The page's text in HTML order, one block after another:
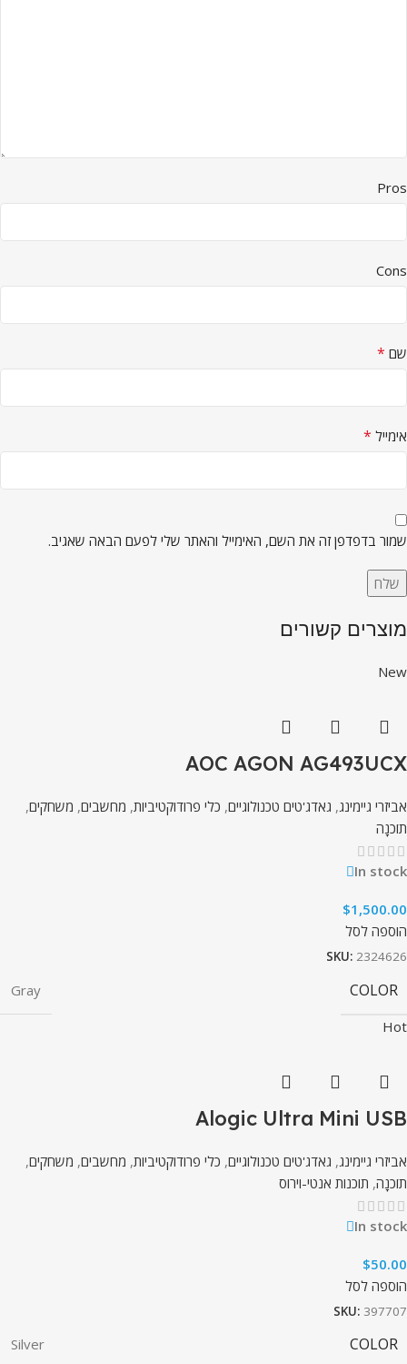
Pros
Cons
שם *
אימייל *
שמור בדפדפן זה את השם, האימייל והאתר שלי לפעם הבאה שאגיב.
מוצרים קשורים
New
AOC AGON AG493UCX
אביזרי גיימינג, גאדג'טים טכנולוגיים, כלי פרודוקטיביות, מחשבים, משחקים,
תוֹכנָה
In stock
$1,500.00
הוספה לסל
SKU: 2324626
COLOR
Gray
Hot
Alogic Ultra Mini USB
אביזרי גיימינג, גאדג'טים טכנולוגיים, כלי פרודוקטיביות, מחשבים, משחקים,
תוֹכנָה, תוכנות אנטי-וירוס
In stock
$50.00
הוספה לסל
SKU: 397707
COLOR
Silver